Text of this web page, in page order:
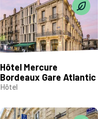
Hôtel Mercure
Bordeaux Gare Atlantic
Hôtel